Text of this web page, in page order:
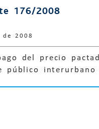
176/2008
2008
del precio
público interurbano